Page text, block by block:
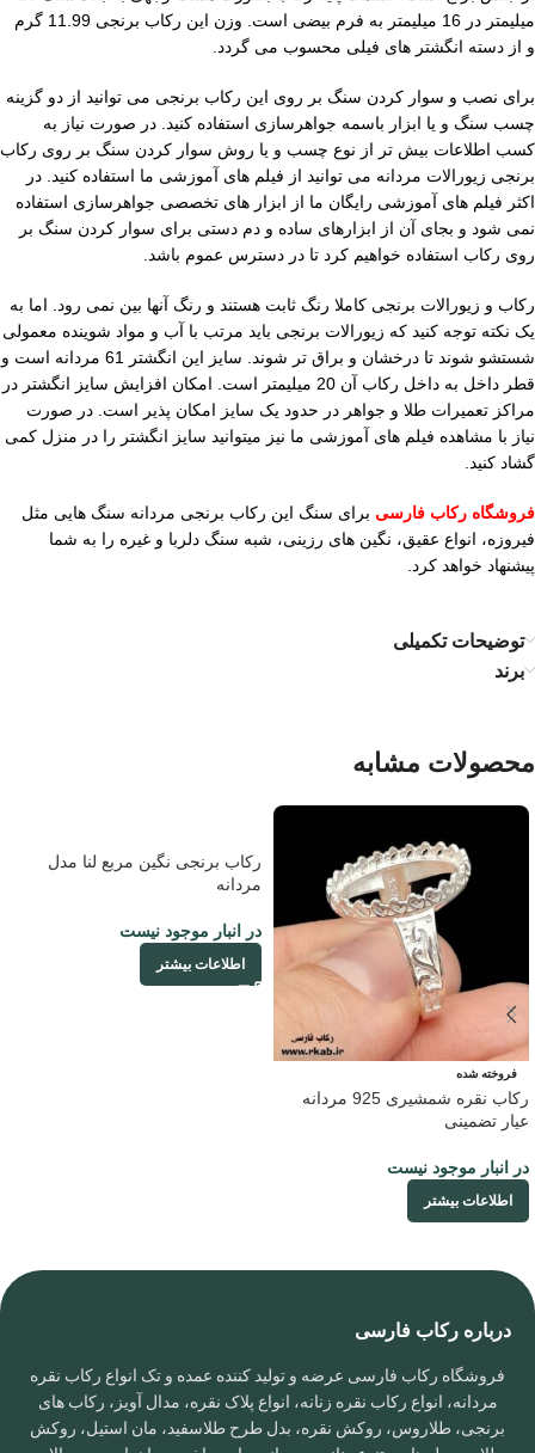
میلیمتر در 16 میلیمتر به فرم بیضی است. وزن این رکاب برنجی 11.99 گرم
و از دسته انگشتر های فیلی محسوب می گردد.
برای نصب و سوار کردن سنگ بر روی این رکاب برنجی می توانید از دو گزینه
چسب سنگ و یا ابزار باسمه جواهرسازی استفاده کنید. در صورت نیاز به
کسب اطلاعات بیش تر از نوع چسب و یا روش سوار کردن سنگ بر روی رکاب
برنجی زیورالات مردانه می توانید از فیلم های آموزشی ما استفاده کنید. در
اکثر فیلم های آموزشی رایگان ما از ابزار های تخصصی جواهرسازی استفاده
نمی شود و بجای آن از ابزارهای ساده و دم دستی برای سوار کردن سنگ بر
روی رکاب استفاده خواهیم کرد تا در دسترس عموم باشد.
رکاب و زیورالات برنجی کاملا رنگ ثابت هستند و رنگ آنها بین نمی رود. اما به
یک نکته توجه کنید که زیورالات برنجی باید مرتب با آب و مواد شوینده معمولی
شستشو شوند تا درخشان و براق تر شوند. سایز این انگشتر 61 مردانه است و
قطر داخل به داخل رکاب آن 20 میلیمتر است. امکان افزایش سایز انگشتر در
مراکز تعمیرات طلا و جواهر در حدود یک سایز امکان پذیر است. در صورت
نیاز با مشاهده فیلم های آموزشی ما نیز میتوانید سایز انگشتر را در منزل کمی
گشاد کنید.
فروشگاه رکاب فارسی برای سنگ این رکاب برنجی مردانه سنگ هایی مثل
فیروزه، انواع عقیق، نگین های رزینی، شبه سنگ دلربا و غیره را به شما
پیشنهاد خواهد کرد.
توضیحات تکمیلی
برند
محصولات مشابه
فروخته شده
رکاب نقره شمشیری 925 مردانه
عیار تضمینی
در انبار موجود نیست
اطلاعات بیشتر
رکاب برنجی نگین مربع لنا مدل
مردانه
در انبار موجود نیست
اطلاعات بیشتر
درباره رکاب فارسی
فروشگاه رکاب فارسی عرضه و تولید کننده عمده و تک انواع رکاب نقره
مردانه، انواع رکاب نقره زنانه، انواع پلاک نقره، مدال آویز، رکاب های
برنجی، طلاروس، روکش نقره، بدل طرح طلاسفید، مان استیل، روکش